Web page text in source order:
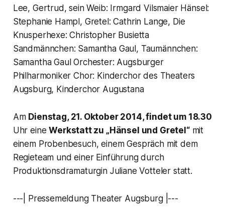
Lee, Gertrud, sein Weib: Irmgard Vilsmaier Hänsel:
Stephanie Hampl, Gretel: Cathrin Lange, Die
Knusperhexe: Christopher Busietta
Sandmännchen: Samantha Gaul, Taumännchen:
Samantha Gaul Orchester: Augsburger
Philharmoniker Chor: Kinderchor des Theaters
Augsburg, Kinderchor Augustana
Am Dienstag, 21. Oktober 2014, findet um 18.30
Uhr eineWerkstatt zu „Hänsel und Gretel“mit
einem Probenbesuch, einem Gespräch mit dem
Regieteam und einer Einführung durch
Produktionsdramaturgin Juliane Votteler statt.
---| Pressemeldung Theater Augsburg |---